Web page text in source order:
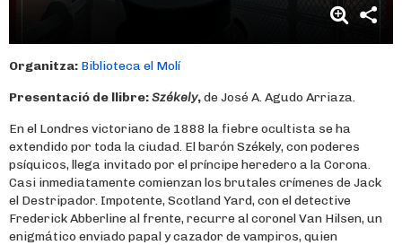
Organitza: Biblioteca el Molí
Presentació de llibre:Székely,de José A. Agudo Arriaza.
En el Londres victoriano de 1888 la fiebre ocultista se ha
extendido por toda la ciudad. El barón Székely, con poderes
psíquicos, llega invitado por el príncipe heredero a la Corona.
Casi inmediatamente comienzan los brutales crímenes de Jack
el Destripador. Impotente, Scotland Yard, con el detective
Frederick Abberline al frente, recurre al coronel Van Hilsen, un
enigmático enviado papal y cazador de vampiros, quien